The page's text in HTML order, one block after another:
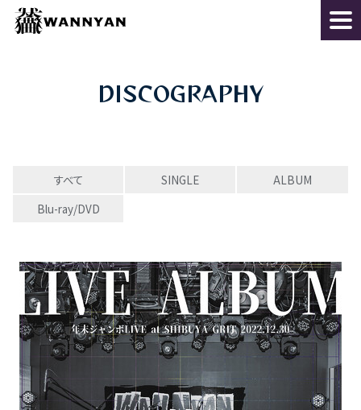
DISCOGRAPHY
すべて SINGLE
ALBUM
Blu-ray/DVD